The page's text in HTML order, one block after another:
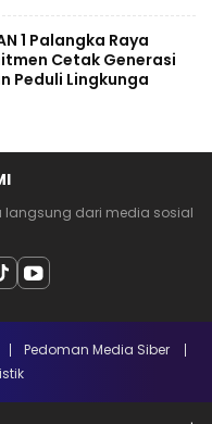
1 Palangka Raya
Cetak Generasi
Peduli Lingkunga
langsung dari media sosial
Pedoman Media Siber